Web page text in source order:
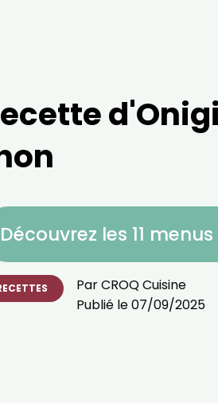
Découvrez les 11 menus
ParCROQ Cuisine
Publié le07/09/2025